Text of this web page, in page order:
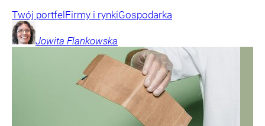
Twój portfel Firmy i rynkiGospodarka
Jowita Flankowska